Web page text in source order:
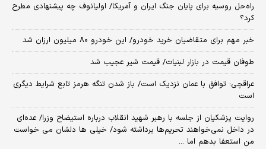
راه‌حل روسیه برای پایان جنگ ایران و آمریکا/ اولیانوف چه پیشنهادی مطرح
کرد؟
خبر مهم برای متقاضیان خرید خودرو/ این خودرو ۸۰ میلیون ارزان شد
طوفان قیمت در بازار لبنیات/ قیمت شیر عجیب شد
عراقچی: توافق با عمان نزدیک است/ باز شدن تنگه هرمز تابع شرایط دیگری
است
روایت پزشکیان از جلسه با رهبر شهید انقلاب درباره استیضاح وزرا/ عده‌ای
در داخل نمی‌خواهند تحریم‌ها برداشته شود/ خیلی ها دلشان می خواست
من استعفا بدهم اما ...